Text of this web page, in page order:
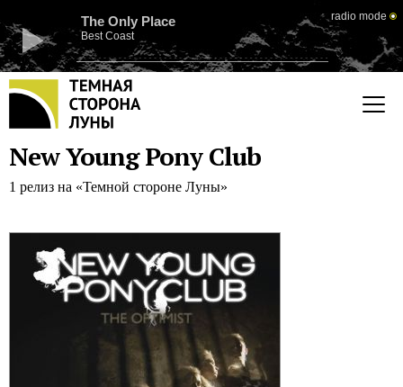
The Only Place
Best Coast
radio mode
New Young Pony Club
1 релиз на «Темной стороне Луны»